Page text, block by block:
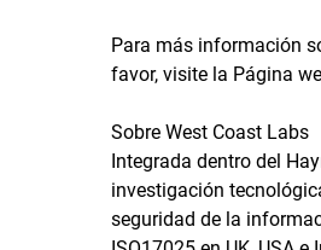
Para más información
favor, visite la Página
Sobre West Coast Labs
Integrada dentro del
investigación
seguridad de la